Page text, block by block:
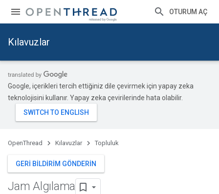
OTURUM AÇ
Kılavuzlar
Google, içerikleri tercih ettiğiniz dile çevirmek için yapay zeka
teknolojisini kullanır. Yapay zeka çevirilerinde hata olabilir.
OpenThread Kılavuzlar Topluluk
GERI BILDIRIM GÖNDERIN
Jam Algılama